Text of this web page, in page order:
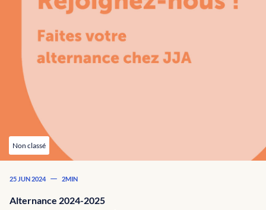
Non classé
25 JUN 2024 — 2MIN
Alternance 2024-2025